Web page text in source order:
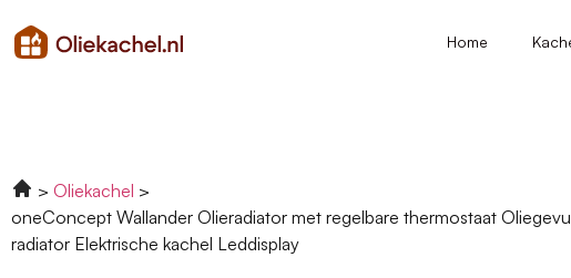
Home
Oliekachel
oneConcept Wallander Olieradiator met regelbare thermostaat
radiator Elektrische kachel Leddisplay